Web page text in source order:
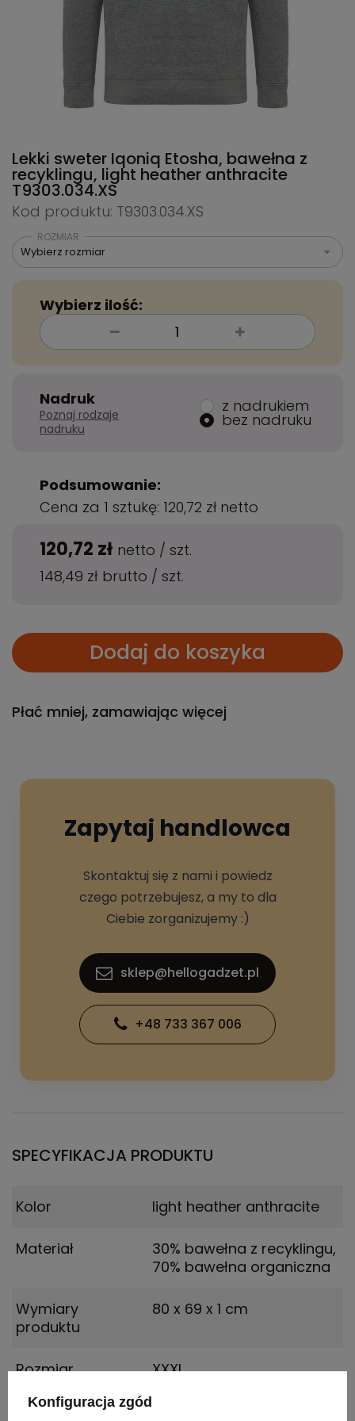
Lekki sweter Iqoniq Etosha, bawełna z
recyklingu, light heather anthracite
T9303.034.XS
Kod produktu: T9303.034.XS
ROZMIAR
Wybierz rozmiar
Wybierz ilość:
Nadruk
Poznaj rodzaje
nadruku
z nadrukiem
bez nadruku
Podsumowanie:
Cena za 1 sztukę: 120,72 zł netto
120,72 zł netto / szt.
148,49 zł brutto / szt.
Dodaj do koszyka
Płać mniej, zamawiając więcej
Zapytaj handlowca
Skontaktuj się z nami i powiedz
czego potrzebujesz, a my to dla
Ciebie zorganizujemy :)
sklep@hellogadzet.pl
+48 733 367 006
SPECYFIKACJA PRODUKTU
Kolor light heather anthracite
Materiał
30% bawełna z recyklingu,
70% bawełna organiczna
Wymiary
produktu
80 x 69 x 1 cm
Rozmiar XXXL
Konfiguracja zgód